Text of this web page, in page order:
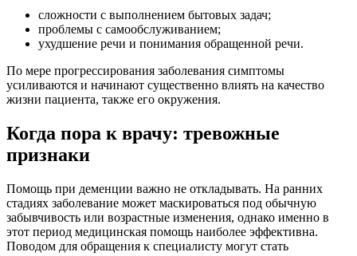
сложности с выполнением бытовых задач;
проблемы с самообслуживанием;
ухудшение речи и понимания обращенной речи.
По мере прогрессирования заболевания симптомы
усиливаются и начинают существенно влиять на качество
жизни пациента, также его окружения.
Когда пора к врачу: тревожные
признаки
Помощь при деменции важно не откладывать. На ранних
стадиях заболевание может маскироваться под обычную
забывчивость или возрастные изменения, однако именно в
этот период медицинская помощь наиболее эффективна.
Поводом для обращения к специалисту могут стать